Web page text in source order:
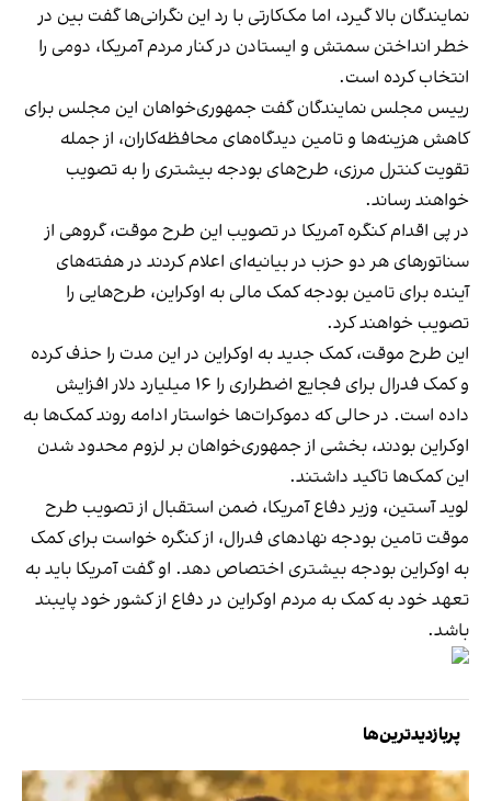
نمایندگان بالا گیرد، اما مک‌کارتی با رد این نگرانی‌ها گفت بین در
خطر انداختن سمتش و ایستادن در کنار مردم آمریکا، دومی را
انتخاب کرده است.
رییس ‌مجلس نمایندگان گفت جمهوری‌خواهان این مجلس برای
کاهش هزینه‌ها و تامین دیدگاه‌های محافظه‌کاران، از جمله
تقویت کنترل مرزی، طرح‌های بودجه بیشتری را به تصویب
خواهند رساند.
در پی اقدام کنگره آمریکا در تصویب این طرح موقت، گروهی از
سناتورهای هر دو حزب در بیانیه‌ای اعلام کردند در هفته‌های
آینده برای تامین بودجه کمک مالی به اوکراین، طرح‌هایی را
تصویب خواهند کرد.
این طرح موقت، کمک جدید به اوکراین در این مدت را حذف کرده
و کمک فدرال برای فجایع اضطراری را ۱۶ میلیارد دلار افزایش
داده است. در حالی که دموکرات‌ها خواستار ادامه روند کمک‌ها به
اوکراین بودند، بخشی از جمهوری‌خواهان بر لزوم محدود شدن
این کمک‌ها تاکید داشتند.
لوید آستین، وزیر دفاع آمریکا، ضمن استقبال از تصویب طرح
موقت تامین بودجه نهادهای فدرال، از کنگره خواست برای کمک
به اوکراین بودجه بیشتری اختصاص دهد. او گفت آمریکا باید به
تعهد خود به کمک به مردم اوکراین در دفاع از کشور خود پایبند
باشد.
پربازدیدترین‌ها